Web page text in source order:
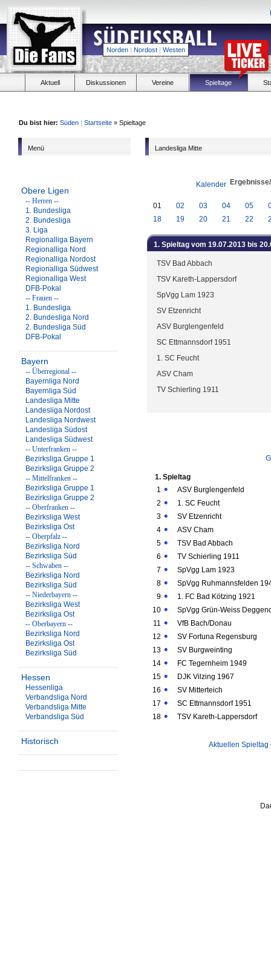
Norden | Nordost | Westen
Aktuell Diskussionen Vereine Spieltage
Du bist hier: Süden | Startseite » Spieltage
Menü
Obere Ligen
-- Herren --
1. Bundesliga
2. Bundesliga
3. Liga
Regionalliga Bayern
Regionalliga Nord
Regionalliga Nordost
Regionalliga Südwest
Regionalliga West
DFB-Pokal
-- Frauen --
1. Bundesliga
2. Bundesliga Nord
2. Bundesliga Süd
DFB-Pokal
Bayern
-- Überregional --
Bayernliga Nord
Bayernliga Süd
Landesliga Mitte
Landesliga Nordost
Landesliga Nordwest
Landesliga Südost
Landesliga Südwest
-- Unterfranken --
Bezirksliga Gruppe 1
Bezirksliga Gruppe 2
-- Mittelfranken --
Bezirksliga Gruppe 1
Bezirksliga Gruppe 2
-- Oberfranken --
Bezirksliga West
Bezirksliga Ost
-- Oberpfalz --
Bezirksliga Nord
Bezirksliga Süd
-- Schwaben --
Bezirksliga Nord
Bezirksliga Süd
-- Niederbayern --
Bezirksliga West
Bezirksliga Ost
-- Oberbayern --
Bezirksliga Nord
Bezirksliga Ost
Bezirksliga Süd
Hessen
Hessenliga
Verbandsliga Nord
Verbandsliga Mitte
Verbandsliga Süd
Historisch
Landesliga Mitte
Kalender
01 02 03 04 05
18
19 20 21 22
1. Spieltag vom 19.07.2013 bis
TSV Bad Abbach
TSV Kareth-Lappersdorf
SpVgg Lam 1923
SV Etzenricht
ASV Burglengenfeld
SC Ettmannsdorf 1951
1. SC Feucht
ASV Cham
TV Schierling 1911
1. Spieltag
1
ASV Burglengenfeld
2
1. SC Feucht
3
SV Etzenricht
4
ASV Cham
5
TSV Bad Abbach
6
TV Schierling 1911
7
SpVgg Lam 1923
8
SpVgg Ruhmannsfelden
9
1. FC Bad Kötzing 1921
10
SpVgg Grün-Weiss
11
VfB Bach/Donau
12
SV Fortuna Regensburg
13
SV Burgweinting
14
FC Tegernheim 1949
15
DJK Vilzing 1967
16
SV Mitterteich
17
SC Ettmannsdorf 1951
18
TSV Kareth-Lappersdorf
Aktuellen Spieltag